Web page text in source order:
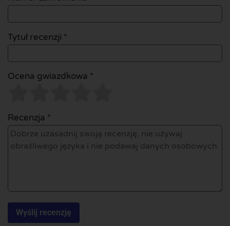
Tytuł recenzji *
Ocena gwiazdkowa *
Recenzja *